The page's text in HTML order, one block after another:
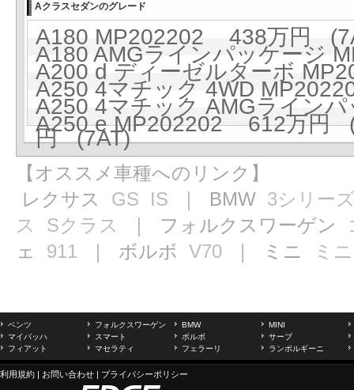
Aクラスセダンのグレード
A180 MP202202 438万円
A180 AMGラインパッケージ
A200 d ディーゼルターボ
A250 4マチック 4WD
A250 4マチック AMGライン
円 (7AT)
A250 e MP202202 612万円
【オススメ車種へのリンク】
レクサス GS IS ｜ BMW 3シリー
ス
Sクラス ｜ フォルクスワーゲン
ェ 911 ｜ ボルボ V70 ｜ ミニ ミニ
ベンツ フォルクスワーゲン BMW
MINI
マイバッハ
スマート ボルボ
サーブ
フィアット
マセラティ フェラーリ ランボルギーニ
利用規約 | お問い合わせ | プライバシーポリシー